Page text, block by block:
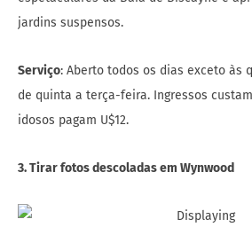
jardins suspensos.
Serviço: Aberto todos os dias exceto às
de quinta a terça-feira. Ingressos
idosos pagam U$12.
3. Tirar fotos descoladas em Wynwood